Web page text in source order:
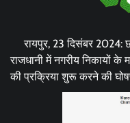
रायपुर, 23 दिसंबर 2024:
राजधानी में नगरीय निकायों के
की प्रक्रिया शुरू करने की